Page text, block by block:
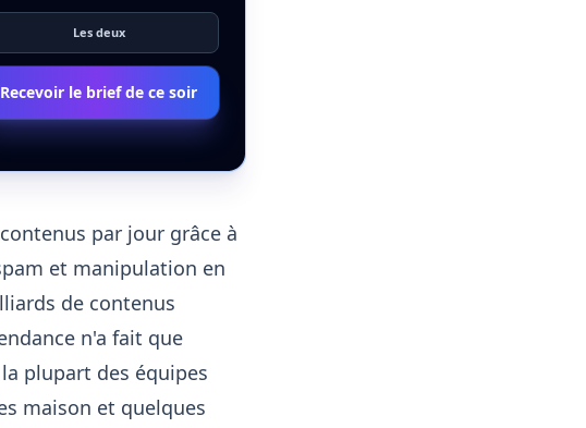
Les deux
Recevoir le brief de ce soir
par jour grâce à
et manipulation en
de contenus
n'a fait que
plupart des équipes
maison et quelques